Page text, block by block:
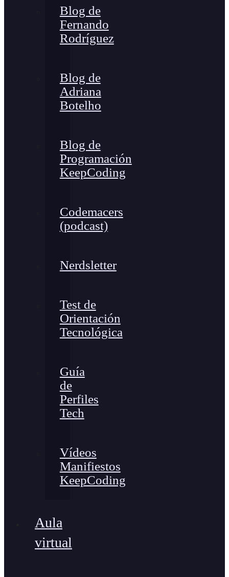
Blog de
Fernando
Rodríguez
Blog de
Adriana
Botelho
Blog de
Programación
KeepCoding
Codemacers
(podcast)
Nerdsletter
Test de
Orientación
Tecnológica
Guía
de
Perfiles
Tech
Vídeos
Manifiestos
KeepCoding
Aula
virtual